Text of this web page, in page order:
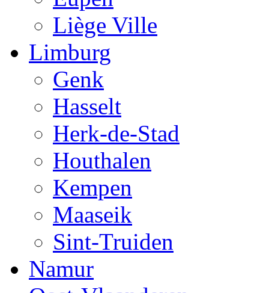
Liège Ville
Limburg
Genk
Hasselt
Herk-de-Stad
Houthalen
Kempen
Maaseik
Sint-Truiden
Namur